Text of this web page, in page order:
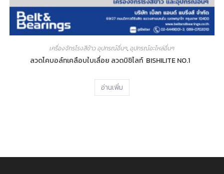
เครื่องจักรโรงสีข้าว อุปกรณ์อื่นๆ,อุปกรณ์อะไหล่อื่นๆ
ลวดโคบอล์ทเคลือบใบเลื่อย ลวดบิชิไลท์ BISHILITE NO.1
อ่านเพิ่ม